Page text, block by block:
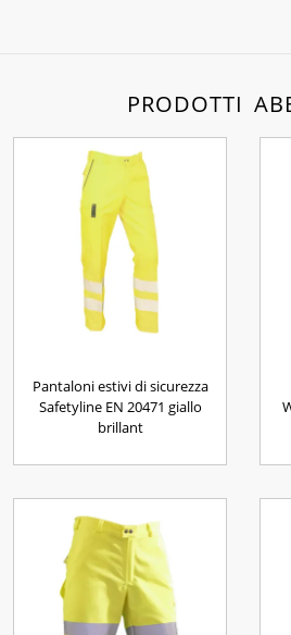
PRODOTTI
Pantaloni estivi di sicurezza
Safetyline EN 20471 giallo
brillant